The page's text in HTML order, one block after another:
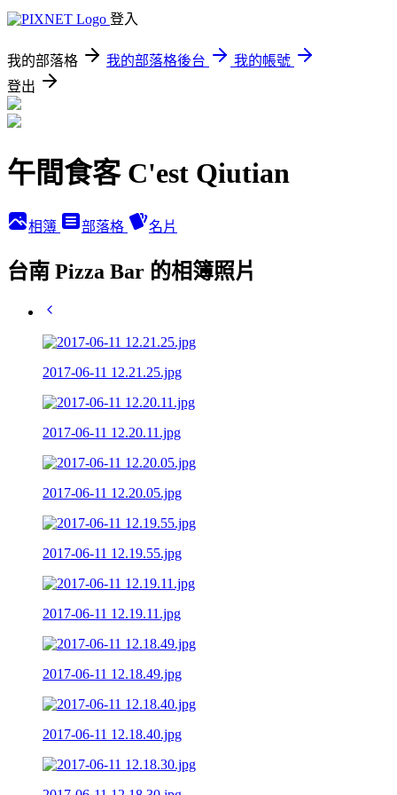
登入
我的部落格 我的部落格後台
我的帳號
登出
午間食客 C'est Qiutian
相簿 部落格 名片
台南 Pizza Bar 的相簿照片
2017-06-11 12.21.25.jpg
2017-06-11 12.20.11.jpg
2017-06-11 12.20.05.jpg
2017-06-11 12.19.55.jpg
2017-06-11 12.19.11.jpg
2017-06-11 12.18.49.jpg
2017-06-11 12.18.40.jpg